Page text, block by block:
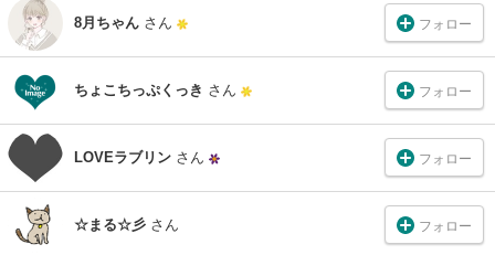
8月ちゃん さん フォロー
ちょこちっぷくっき さん フォロー
LOVEラブリン さん フォロー
☆まる☆彡 さん フォロー